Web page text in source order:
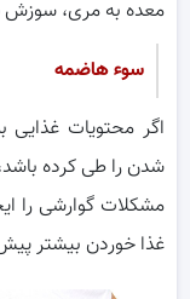
معده به مری، سوزش
سوء هاضمه
اگر محتویات
شدن را طی کرده
مشکلات گوارشی را
غذا خوردن بیشتر